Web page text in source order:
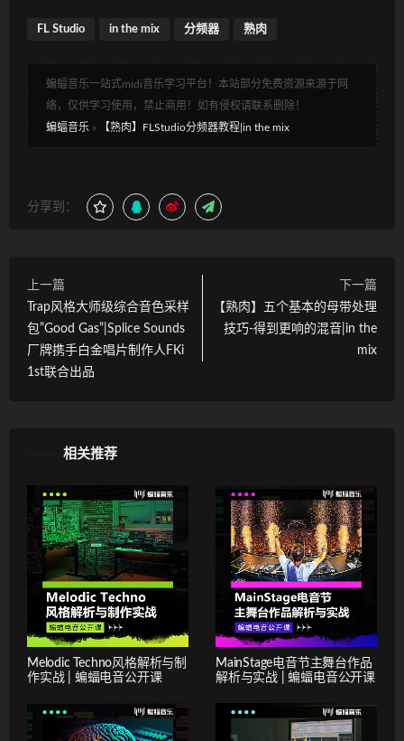
FL Studio in the mix 分频器 熟肉
蝙蝠音乐一站式midi音乐学习平台！本站部分免费资源来源于网
络，仅供学习使用，禁止商用！如有侵权请联系删除！
蝙蝠音乐 » 【熟肉】FLStudio分频器教程|in the mix
分享到：
上一篇
Trap风格大师级综合音色采样
包”Good Gas”|Splice Sounds
厂牌携手白金唱片制作人FKi
1st联合出品
下一篇
【熟肉】五个基本的母带处理
技巧-得到更响的混音|in the
mix
相关推荐
Melodic Techno风格解析与制
作实战 | 蝙蝠电音公开课
MainStage电音节主舞台作品
解析与实战 | 蝙蝠电音公开课